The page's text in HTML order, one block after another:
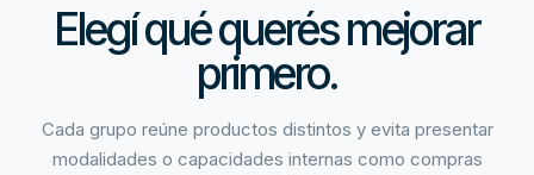
Elegí qué querés mejorar
primero.
Cada grupo reúne productos distintos y evita presentar
modalidades o capacidades internas como compras